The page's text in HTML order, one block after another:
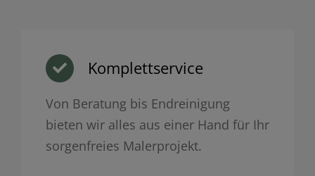
Komplettservice
Von Beratung bis Endreinigung
bieten wir alles aus einer Hand für Ihr
sorgenfreies Malerprojekt.